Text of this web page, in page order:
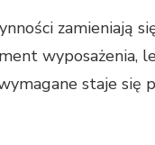
zamieniają
wyposażenia,
staje się